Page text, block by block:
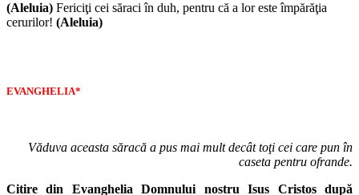
(Aleluia) Fericiţi cei săraci în duh, pentru că a lor este împărăţia
cerurilor! (Aleluia)
EVANGHELIA*
Văduva aceasta săracă a pus mai mult decât toţi cei care pun în
caseta pentru ofrande.
Citire din Evanghelia Domnului nostru Isus Cristos după